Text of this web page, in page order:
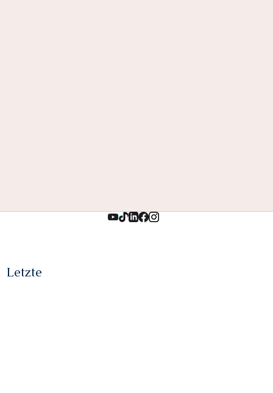
Letzte